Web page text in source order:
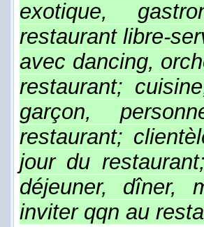
exotique,
restaurant libre-
avec dancing,
restaurant;
garçon,
restaurant;
jour du
déjeuner, dîner,
inviter qqn au